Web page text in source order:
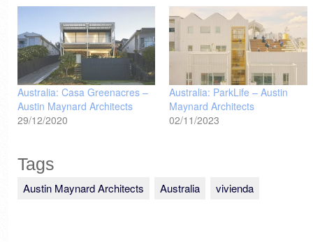
Australia: Casa Greenacres –
Austin Maynard Architects
29/12/2020
Australia: ParkLife – Austin
Maynard Architects
02/11/2023
Tags
Austin Maynard Architects Australia vivienda